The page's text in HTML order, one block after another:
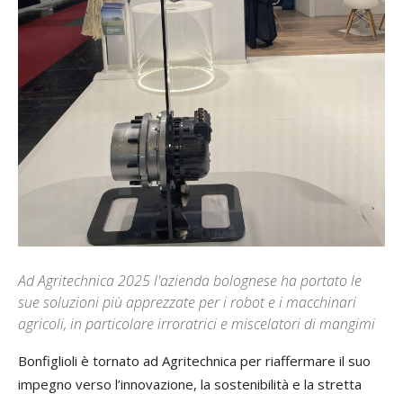
Ad Agritechnica 2025 l'azienda bolognese ha portato le
sue soluzioni più apprezzate per i robot e i macchinari
agricoli, in particolare irroratrici e miscelatori di mangimi
Bonfiglioli è tornato ad Agritechnica per riaffermare il suo
impegno verso l’innovazione, la sostenibilità e la stretta